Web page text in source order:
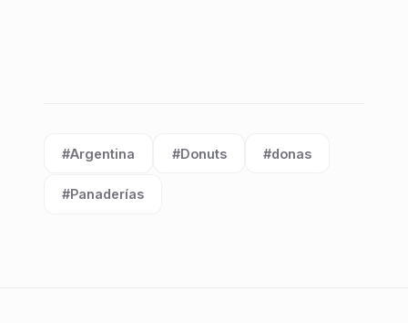
Etiqueta:
#Argentina
Etiqueta:
#Donuts
Etiqueta:
#donas
Etiqueta:
#Panaderías